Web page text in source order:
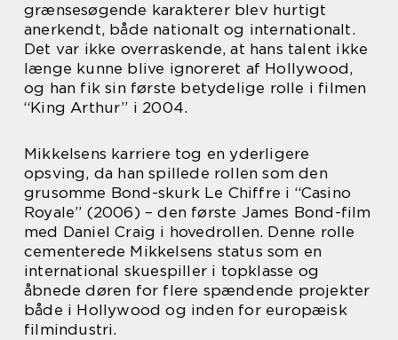
grænsesøgende karakterer blev hurtigt
anerkendt, både nationalt og internationalt.
Det var ikke overraskende, at hans talent ikke
længe kunne blive ignoreret af Hollywood,
og han fik sin første betydelige rolle i filmen
“King Arthur” i 2004.
Mikkelsens karriere tog en yderligere
opsving, da han spillede rollen som den
grusomme Bond-skurk Le Chiffre i “Casino
Royale” (2006) – den første James Bond-film
med Daniel Craig i hovedrollen. Denne rolle
cementerede Mikkelsens status som en
international skuespiller i topklasse og
åbnede døren for flere spændende projekter
både i Hollywood og inden for europæisk
filmindustri.